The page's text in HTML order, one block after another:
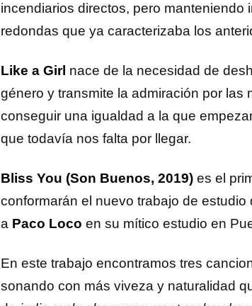
incendiarios directos, pero manteniendo
redondas que ya caracterizaba los
Like a Girl nace de la necesidad de
género y transmite la admiración por las
conseguir una igualdad a la que
que todavía nos falta por llegar.
Bliss You (Son Buenos, 2019) es el
conformarán el nuevo trabajo de estudio
a Paco Loco en su mítico estudio en
En este trabajo encontramos tres
sonando con más viveza y naturalidad